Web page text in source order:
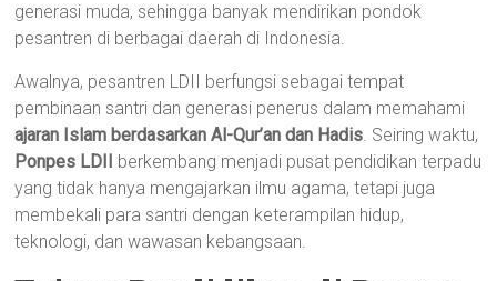
generasi muda, sehingga banyak mendirikan pondok
pesantren di berbagai daerah di Indonesia.
Awalnya, pesantren LDII berfungsi sebagai tempat
pembinaan santri dan generasi penerus dalam memahami
ajaran Islam berdasarkan Al-Qur’an dan Hadis. Seiring waktu,
Ponpes LDII berkembang menjadi pusat pendidikan terpadu
yang tidak hanya mengajarkan ilmu agama, tetapi juga
membekali para santri dengan keterampilan hidup,
teknologi, dan wawasan kebangsaan.